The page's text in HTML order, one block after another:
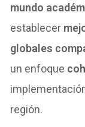
mundo
establecer
globales
un enfoque
región.